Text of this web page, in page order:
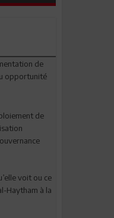
de
opportunité
de
voit ou ce
Haytham à la